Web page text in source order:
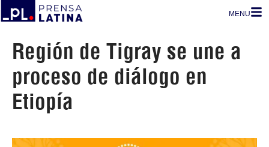
MENU
Región de Tigray se une a
proceso de diálogo en
Etiopía